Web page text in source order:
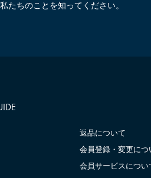
私たちのことを知ってください。
返品について
会員登録・変更につ
会員サービスについ